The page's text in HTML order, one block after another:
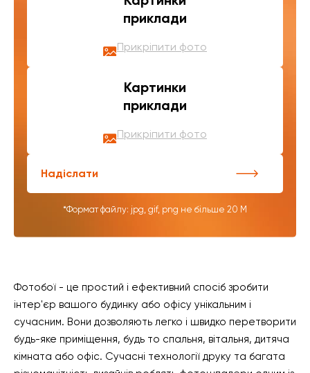
приклади
Прикріпити фото
Картинки
приклади
Прикріпити фото
Надіслати
*Формат файлу: jpg, gif, png не більше 20 М
Фотобої - це простий і ефективний спосіб зробити
інтер'єр вашого будинку або офісу унікальним і
сучасним. Вони дозволяють легко і швидко перетворити
будь-яке приміщення, будь то спальня, вітальня, дитяча
кімната або офіс. Сучасні технології друку та багата